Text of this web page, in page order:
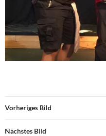
Vorheriges Bild
Nächstes Bild